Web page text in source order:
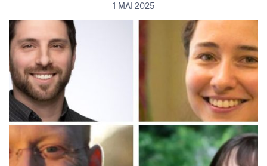
1 MAI 2025